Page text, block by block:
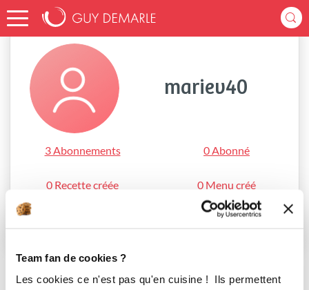
Team fan de cookies ?
Les cookies ce n'est pas qu'en cuisine ! Ils permettent
Accueil mariev40
mariev40
3 Abonnements 0 Abonné
0 Recette créée 0 Menu créé